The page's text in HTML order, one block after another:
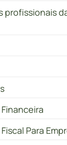
profissionais
Para